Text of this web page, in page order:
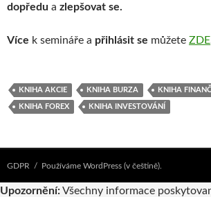
dopředu a zlepšovat se.
Více k semináře a přihlásit se můžete ZDE
KNIHA AKCIE KNIHA BURZA KNIHA
KNIHA FOREX KNIHA INVESTOVÁNÍ
GDPR Používáme WordPress (v češtině).
Upozornění:Všechny informace